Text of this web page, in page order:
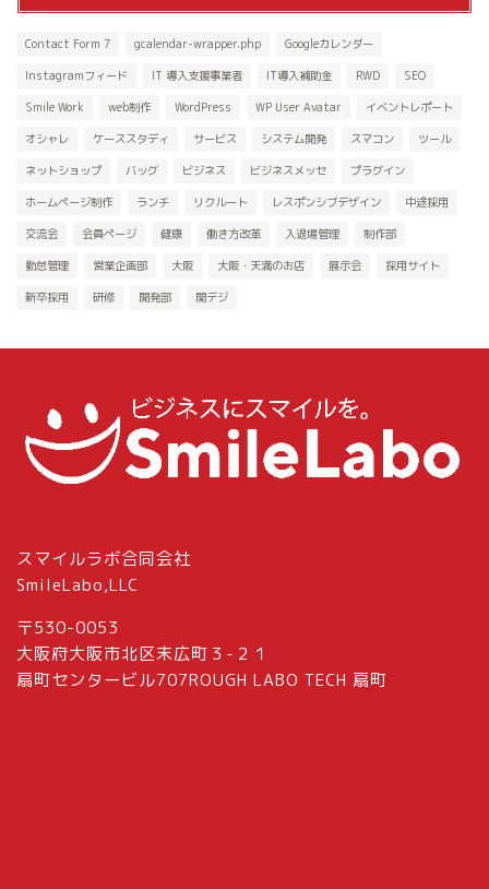
Contact Form 7 gcalendar-wrapper.php Googleカレンダー
Instagramフィード IT 導入支援事業者 IT導入補助金 RWD SEO
Smile Work web制作 WordPress WP User Avatar イベントレポート
オシャレ ケーススタディ サービス システム開発 スマコン ツール
ネットショップ バッグ ビジネス ビジネスメッセ プラグイン
ホームページ制作 ランチ リクルート レスポンシブデザイン 中途採用
交流会 会員ページ 健康 働き方改革 入退場管理 制作部
勤怠管理 営業企画部 大阪 大阪・天満のお店 展示会 採用サイト
新卒採用 研修 開発部 関デジ
スマイルラボ合同会社
SmileLabo,LLC
〒530-0053
大阪府大阪市北区末広町３-２１
扇町センタービル707ROUGH LABO TECH 扇町